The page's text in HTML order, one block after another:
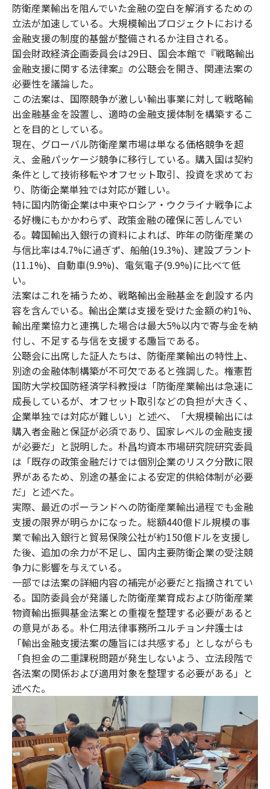
防衛産業輸出を阻んでいた金融の空白を解消するための
立法が加速している。大規模輸出プロジェクトにおける
金融支援の制度的基盤が整備されるか注目される。
国会財政経済企画委員会は29日、国会本館で『戦略輸出
金融支援に関する法律案』の公聴会を開き、関連法案の
必要性を議論した。
この法案は、国際競争が激しい輸出事業に対して戦略輸
出金融基金を設置し、適時の金融支援体制を構築するこ
とを目的としている。
現在、グローバル防衛産業市場は単なる価格競争を超
え、金融パッケージ競争に移行している。購入国は契約
条件として技術移転やオフセット取引、投資を求めてお
り、防衛企業単独では対応が難しい。
特に国内防衛企業は中東やロシア・ウクライナ戦争によ
る好機にもかかわらず、政策金融の確保に苦しんでい
る。韓国輸出入銀行の資料によれば、昨年の防衛産業の
与信比率は4.7%に過ぎず、船舶(19.3%)、建設プラント
(11.1%)、自動車(9.9%)、電気電子(9.9%)に比べて低
い。
法案はこれを補うため、戦略輸出金融基金を創設する内
容を含んでいる。輸出企業は支援を受けた金額の約1%、
輸出産業協力と連携した場合は最大5%以内で寄与金を納
付し、不足する与信を支援する趣旨である。
公聴会に出席した証人たちは、防衛産業輸出の特性上、
別途の金融体制構築が不可欠であると強調した。権憲哲
国防大学校国防経済学科教授は「防衛産業輸出は急速に
成長しているが、オフセット取引などの負担が大きく、
企業単独では対応が難しい」と述べ、「大規模輸出には
購入者金融と保証が必須であり、国家レベルの金融支援
が必要だ」と説明した。朴昌均資本市場研究院研究委員
は「既存の政策金融だけでは個別企業のリスク分散に限
界があるため、別途の基金による安定的供給体制が必要
だ」と述べた。
実際、最近のポーランドへの防衛産業輸出過程でも金融
支援の限界が明らかになった。総額440億ドル規模の事
業で輸出入銀行と貿易保険公社が約150億ドルを支援し
た後、追加の余力が不足し、国内主要防衛企業の受注競
争力に影響を与えている。
一部では法案の詳細内容の補完が必要だと指摘されてい
る。国防委員会が発議した防衛産業育成および防衛産業
物資輸出振興基金法案との重複を整理する必要があると
の意見がある。朴仁用法律事務所ユルチョン弁護士は
「輸出金融支援法案の趣旨には共感する」としながらも
「負担金の二重課税問題が発生しないよう、立法段階で
各法案の関係および適用対象を整理する必要がある」と
述べた。